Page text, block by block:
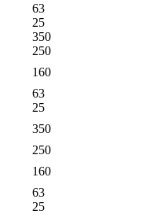
63
25
350
250
160
63
25
350
250
160
63
25